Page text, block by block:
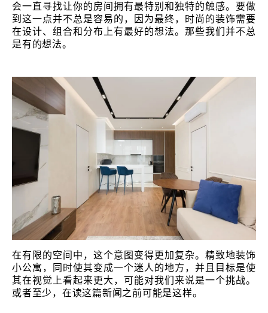
会一直寻找让你的房间拥有最特别和独特的触感。要做
到这一点并不总是容易的，因为最终，时尚的装饰需要
在设计、组合和分布上有最好的想法。那些我们并不总
是有的想法。
在有限的空间中，这个意图变得更加复杂。精致地装饰
小公寓，同时使其变成一个迷人的地方，并且目标是使
其在视觉上看起来更大，可能对我们来说是一个挑战。
或者至少，在读这篇新闻之前可能是这样。